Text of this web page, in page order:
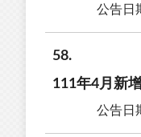
公告日
58
111年4月新
公告日